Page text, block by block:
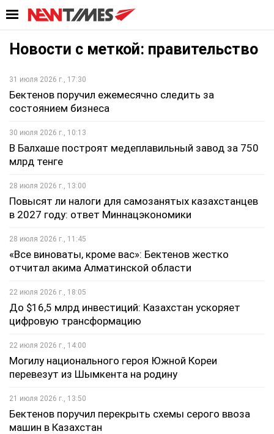
Новости с меткой: правительство
31 июля 2026 г., 17:30
Бектенов поручил ежемесячно следить за
состоянием бизнеса
30 июля 2026 г., 10:13
В Балхаше построят медеплавильный завод за 750
млрд тенге
28 июля 2026 г., 13:00
Повысят ли налоги для самозанятых казахстанцев
в 2027 году: ответ Миннацэкономики
28 июля 2026 г., 11:45
«Все виноваты, кроме вас»: Бектенов жестко
отчитал акима Алматинской области
22 июля 2026 г., 18:05
До $16,5 млрд инвестиций: Казахстан ускоряет
цифровую трансформацию
22 июля 2026 г., 14:00
Могилу национального героя Южной Кореи
перевезут из Шымкента на родину
21 июля 2026 г., 13:50
Бектенов поручил перекрыть схемы серого ввоза
машин в Казахстан